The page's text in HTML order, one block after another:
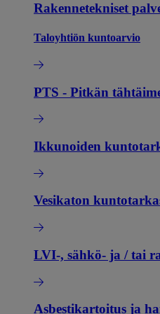
Rakennetekniset
Taloyhtiön kuntoarvio
PTS - Pitkän
Ikkunoiden
Vesikaton
LVI-, sähkö- ja / tai
Asbestikartoitus ja